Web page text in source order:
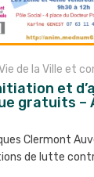
de la Ville et
et
gratuits –
Clermont
de lutte